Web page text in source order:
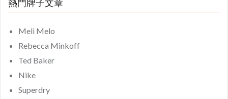
熱門牌子文章
Meli Melo
Rebecca Minkoff
Ted Baker
Nike
Superdry